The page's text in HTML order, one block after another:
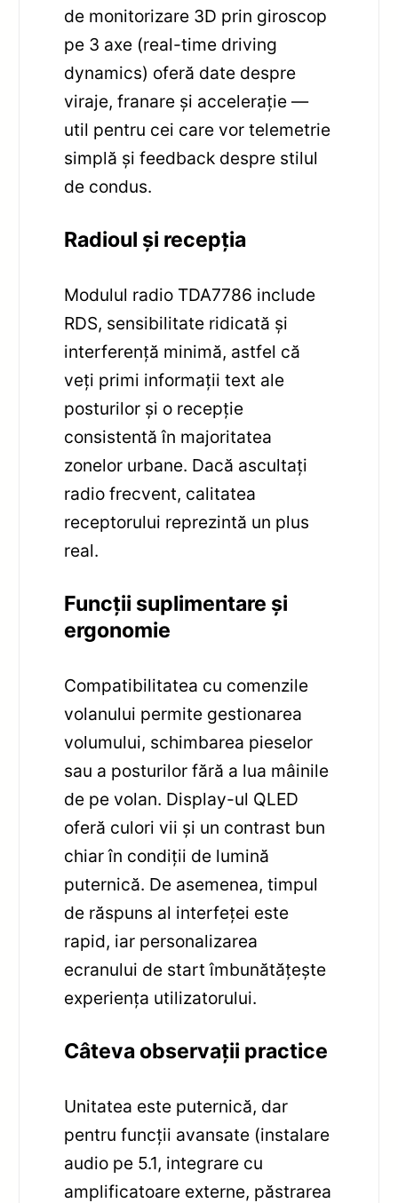
de monitorizare 3D prin giroscop
pe 3 axe (real-time driving
dynamics) oferă date despre
viraje, franare și accelerație —
util pentru cei care vor telemetrie
simplă și feedback despre stilul
de condus.
Radioul și recepția
Modulul radio TDA7786 include
RDS, sensibilitate ridicată și
interferență minimă, astfel că
veți primi informații text ale
posturilor și o recepție
consistentă în majoritatea
zonelor urbane. Dacă ascultați
radio frecvent, calitatea
receptorului reprezintă un plus
real.
Funcții suplimentare și
ergonomie
Compatibilitatea cu comenzile
volanului permite gestionarea
volumului, schimbarea pieselor
sau a posturilor fără a lua mâinile
de pe volan. Display-ul QLED
oferă culori vii și un contrast bun
chiar în condiții de lumină
puternică. De asemenea, timpul
de răspuns al interfeței este
rapid, iar personalizarea
ecranului de start îmbunătățește
experiența utilizatorului.
Câteva observații practice
Unitatea este puternică, dar
pentru funcții avansate (instalare
audio pe 5.1, integrare cu
amplificatoare externe, păstrarea